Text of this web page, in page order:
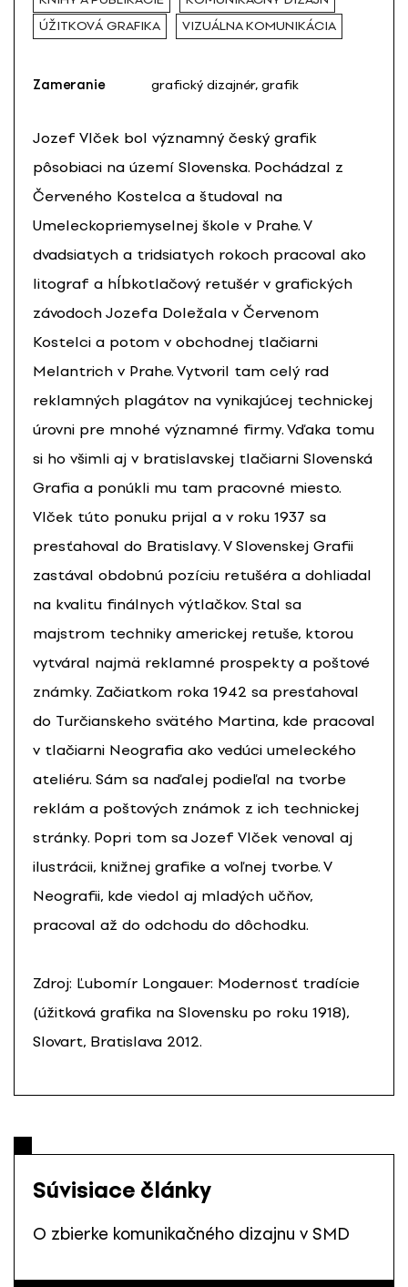
ÚŽITKOVÁ GRAFIKA
VIZUÁLNA KOMUNIKÁCIA
Zameranie grafický dizajnér, grafik
Jozef Vlček bol významný český grafik
pôsobiaci na území Slovenska. Pochádzal z
Červeného Kostelca a študoval na
Umeleckopriemyselnej škole v Prahe. V
dvadsiatych a tridsiatych rokoch pracoval ako
litograf a hĺbkotlačový retušér v grafických
závodoch Jozefa Doležala v Červenom
Kostelci a potom v obchodnej tlačiarni
Melantrich v Prahe. Vytvoril tam celý rad
reklamných plagátov na vynikajúcej technickej
úrovni pre mnohé významné firmy. Vďaka tomu
si ho všimli aj v bratislavskej tlačiarni Slovenská
Grafia a ponúkli mu tam pracovné miesto.
Vlček túto ponuku prijal a v roku 1937 sa
presťahoval do Bratislavy. V Slovenskej Grafii
zastával obdobnú pozíciu retušéra a dohliadal
na kvalitu finálnych výtlačkov. Stal sa
majstrom techniky americkej retuše, ktorou
vytváral najmä reklamné prospekty a poštové
známky. Začiatkom roka 1942 sa presťahoval
do Turčianskeho svätého Martina, kde pracoval
v tlačiarni Neografia ako vedúci umeleckého
ateliéru. Sám sa naďalej podieľal na tvorbe
reklám a poštových známok z ich technickej
stránky. Popri tom sa Jozef Vlček venoval aj
ilustrácii, knižnej grafike a voľnej tvorbe. V
Neografii, kde viedol aj mladých učňov,
pracoval až do odchodu do dôchodku.
Zdroj: Ľubomír Longauer: Modernosť tradície
(úžitková grafika na Slovensku po roku 1918),
Slovart, Bratislava 2012.
Súvisiace články
O zbierke komunikačného dizajnu v SMD